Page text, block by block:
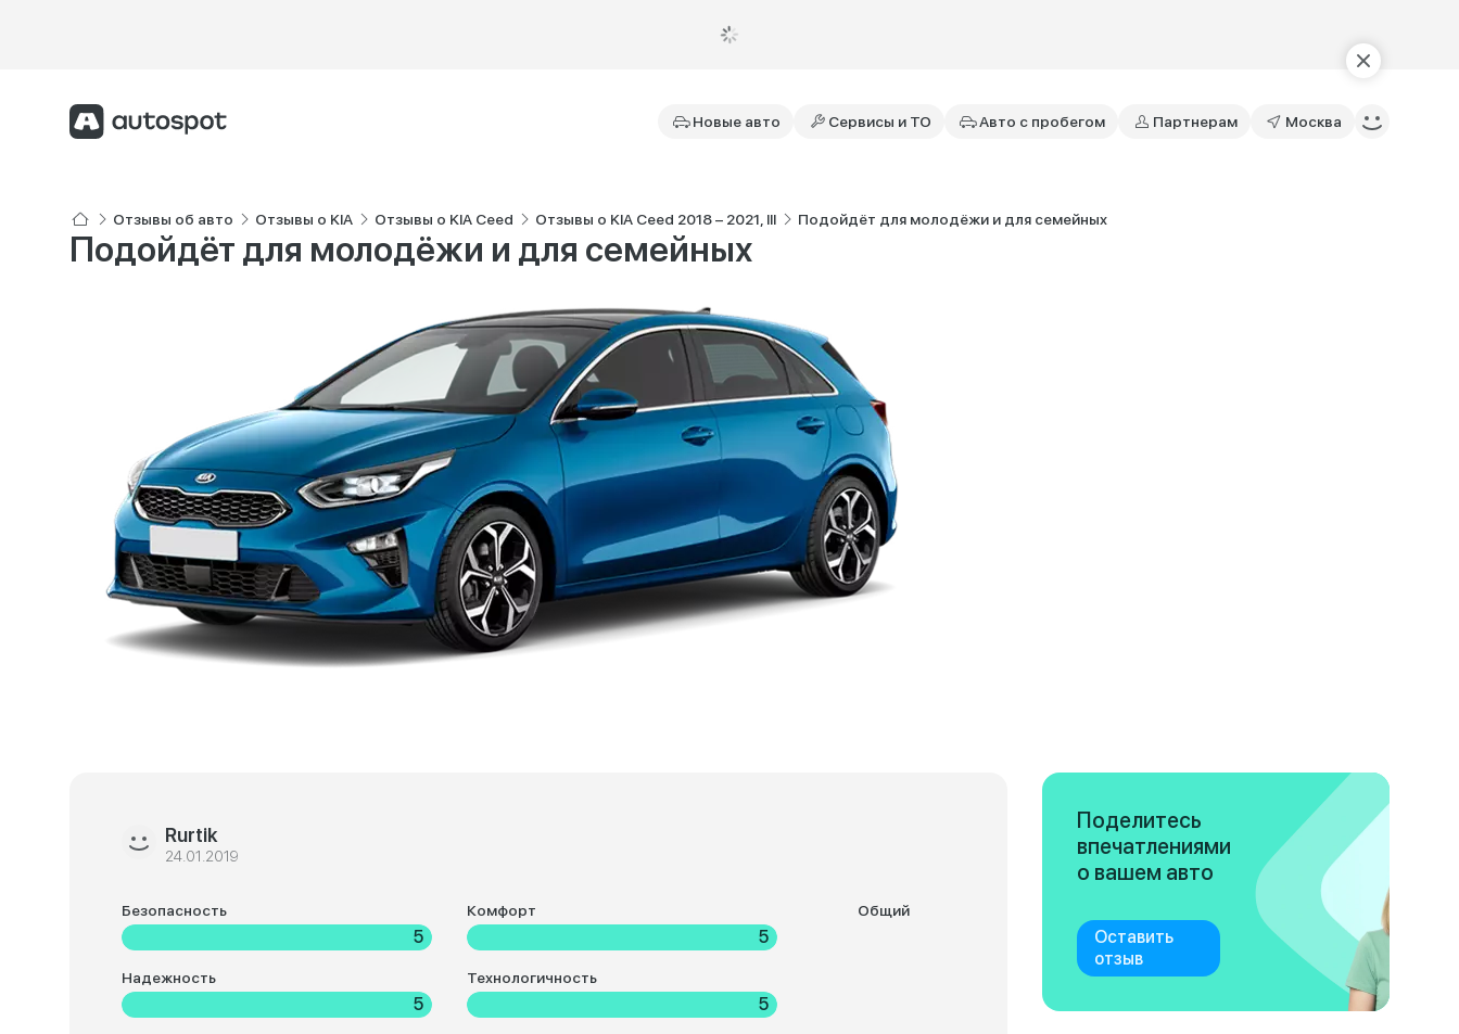
Новые авто Сервисы и ТО Авто с пробегом Партнерам Москва
Отзывы об авто Отзывы о KIA Отзывы о KIA Ceed Отзывы о KIA Ceed 2018 – 2021, III Подойдёт для молодёжи и для семейных
Подойдёт для молодёжи и для семейных
Rurtik
24.01.2019
Безопасность
5
Комфорт
5
Надежность
5
Технологичность
5
Общий
Поделитесь
впечатлениями
о вашем авто
Оставить
отзыв